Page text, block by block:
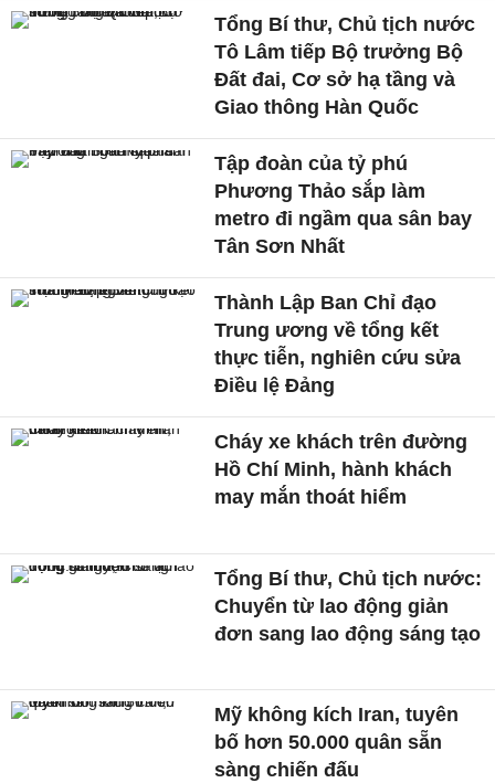
Tổng Bí thư, Chủ tịch nước
Tô Lâm tiếp Bộ trưởng Bộ
Đất đai, Cơ sở hạ tầng và
Giao thông Hàn Quốc
Tập đoàn của tỷ phú
Phương Thảo sắp làm
metro đi ngầm qua sân bay
Tân Sơn Nhất
Thành Lập Ban Chỉ đạo
Trung ương về tổng kết
thực tiễn, nghiên cứu sửa
Điều lệ Đảng
Cháy xe khách trên đường
Hồ Chí Minh, hành khách
may mắn thoát hiểm
Tổng Bí thư, Chủ tịch nước:
Chuyển từ lao động giản
đơn sang lao động sáng tạo
Mỹ không kích Iran, tuyên
bố hơn 50.000 quân sẵn
sàng chiến đấu